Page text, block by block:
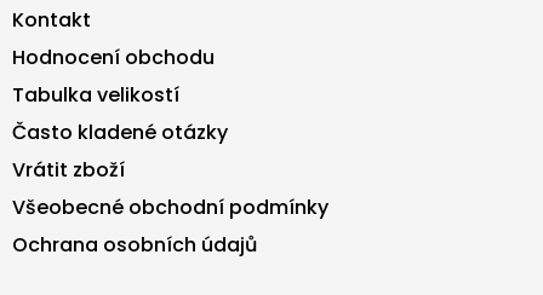
Kontakt
Hodnocení obchodu
Tabulka velikostí
Často kladené otázky
Vrátit zboží
Všeobecné obchodní podmínky
Ochrana osobních údajů